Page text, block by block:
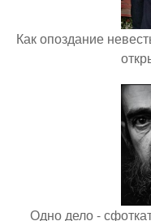
Как опоздание
Одно дело -